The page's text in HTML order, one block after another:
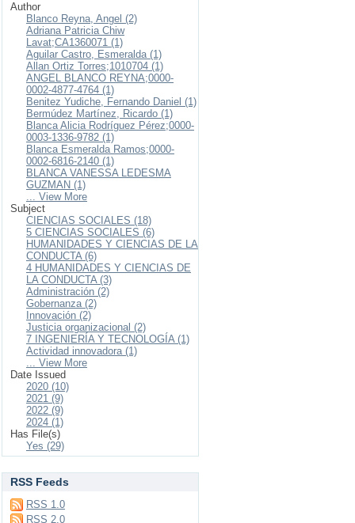
Author
Blanco Reyna, Angel (2)
Adriana Patricia Chiw
Lavat;CA1360071 (1)
Aguilar Castro, Esmeralda (1)
Allan Ortiz Torres;1010704 (1)
ANGEL BLANCO REYNA;0000-
0002-4877-4764 (1)
Benitez Yudiche, Fernando Daniel (1)
Bermúdez Martínez, Ricardo (1)
Blanca Alicia Rodríguez Pérez;0000-
0003-1336-9782 (1)
Blanca Esmeralda Ramos;0000-
0002-6816-2140 (1)
BLANCA VANESSA LEDESMA
GUZMAN (1)
... View More
Subject
CIENCIAS SOCIALES (18)
5 CIENCIAS SOCIALES (6)
HUMANIDADES Y CIENCIAS DE LA
CONDUCTA (6)
4 HUMANIDADES Y CIENCIAS DE
LA CONDUCTA (3)
Administración (2)
Gobernanza (2)
Innovación (2)
Justicia organizacional (2)
7 INGENIERÍA Y TECNOLOGÍA (1)
Actividad innovadora (1)
... View More
Date Issued
2020 (10)
2021 (9)
2022 (9)
2024 (1)
Has File(s)
Yes (29)
RSS Feeds
RSS 1.0
RSS 2.0